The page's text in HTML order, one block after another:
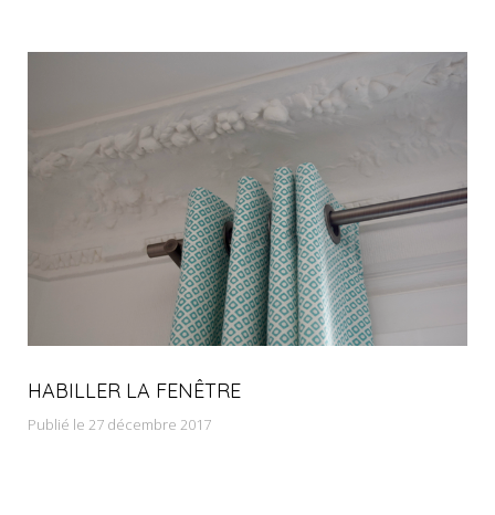
HABILLER LA FENÊTRE
Publié le 27 décembre 2017